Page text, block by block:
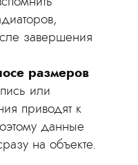
завершения
размеров
или
приводят к
данные
на объекте.